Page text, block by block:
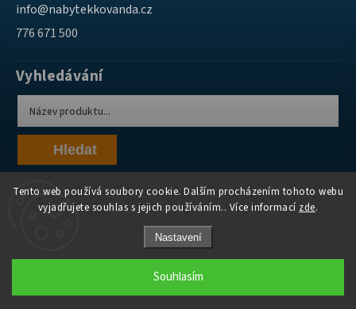
Tento web používá soubory cookie. Dalším procházením tohoto webu
vyjadřujete souhlas s jejich používáním.. Více informací zde.
Nastavení
Souhlasím
info@nabytekkovanda.cz
776 671 500
Vyhledávání
Hledat